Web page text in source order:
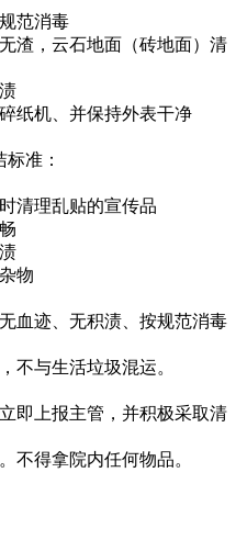
范消毒
渣，云石地面（砖地面）清
纸机、并保持外表干净
准：
清理乱贴的宣传品
物
血迹、无积渍、按规范消毒
不与生活垃圾混运。
即上报主管，并积极采取清
不得拿院内任何物品。